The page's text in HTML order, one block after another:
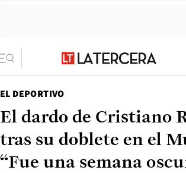
EL DEPORTIVO
El dardo de Cristiano
tras su doblete en el
“Fue una semana